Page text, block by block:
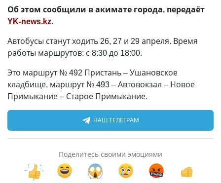
Об этом сообщили в акимате города, передаёт
YK-news.kz.
Автобусы станут ходить 26, 27 и 29 апреля. Время
работы маршрутов: с 8:30 до 18:00.
Это маршрут № 492 Пристань – Ушановское
кладбище, маршрут № 493 – Автовокзал – Новое
Примыкание – Старое Примыкание.
НАШ ТЕЛЕГРАМ
Поделитесь своими эмоциями